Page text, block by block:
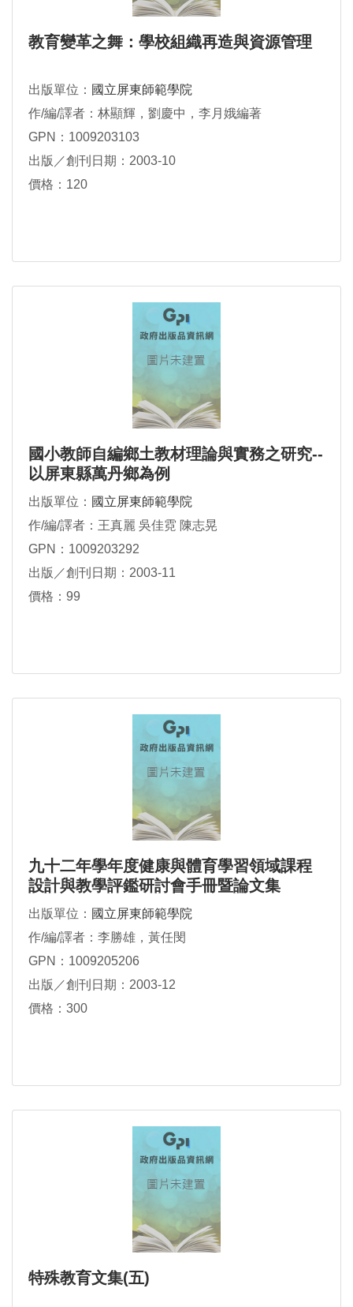
教育變革之舞：學校組織再造與資源管理
出版單位： 國立屏東師範學院
作/編/譯者：林顯輝，劉慶中，李月娥編著
GPN：1009203103
出版／創刊日期：2003-10
價格：120
國小教師自編鄉土教材理論與實務之研究--
以屏東縣萬丹鄉為例
出版單位： 國立屏東師範學院
作/編/譯者：王真麗 吳佳霓 陳志晃
GPN：1009203292
出版／創刊日期：2003-11
價格：99
九十二年學年度健康與體育學習領域課程
設計與教學評鑑研討會手冊暨論文集
出版單位： 國立屏東師範學院
作/編/譯者：李勝雄，黃任閔
GPN：1009205206
出版／創刊日期：2003-12
價格：300
特殊教育文集(五)